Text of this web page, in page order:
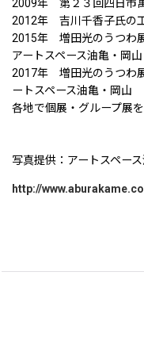
2009年 第２３回四日市
2012年 吉川千香子氏の
2015年 増田光のうつわ
アートスペース油亀・岡山
2017年 増田光のうつわ
ートスペース油亀・岡山
各地で個展・グループ展
写真提供：アートスペー
http://